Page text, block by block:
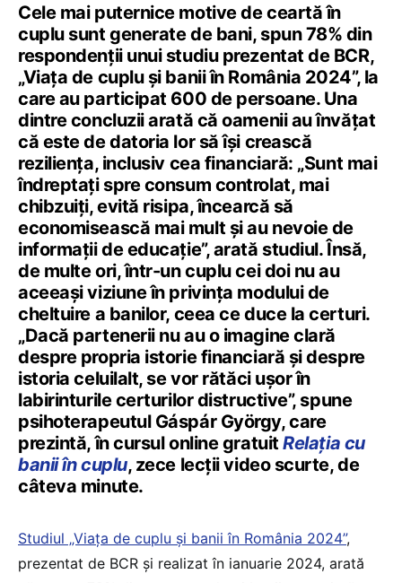
Cele mai puternice motive de ceartă în
cuplu sunt generate de bani, spun 78% din
respondenții unui studiu prezentat de BCR,
„Viața de cuplu și banii în România 2024”, la
care au participat 600 de persoane. Una
dintre concluzii arată că oamenii au învățat
că este de datoria lor să își crească
reziliența, inclusiv cea financiară: „Sunt mai
îndreptați spre consum controlat, mai
chibzuiți, evită risipa, încearcă să
economisească mai mult și au nevoie de
informații de educație”, arată studiul. Însă,
de multe ori, într-un cuplu cei doi nu au
aceeași viziune în privința modului de
cheltuire a banilor, ceea ce duce la certuri.
„Dacă partenerii nu au o imagine clară
despre propria istorie financiară și despre
istoria celuilalt, se vor rătăci ușor în
labirinturile certurilor distructive”, spune
psihoterapeutul Gáspár György, care
prezintă, în cursul online gratuitRelația cu
banii în cuplu, zece lecții video scurte, de
câteva minute.
Studiul „Viața de cuplu și banii în România 2024”,
prezentat de BCR și realizat în ianuarie 2024, arată